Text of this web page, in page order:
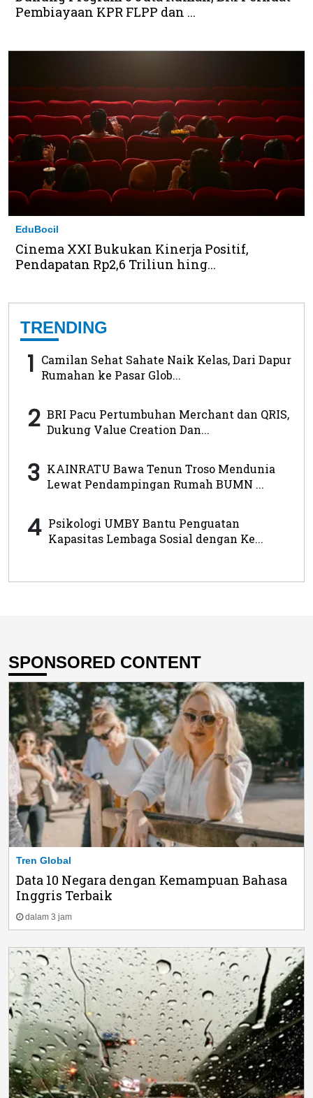
Pembiayaan KPR FLPP dan ...
EduBocil
Cinema XXI Bukukan Kinerja Positif,
Pendapatan Rp2,6 Triliun hing...
TRENDING
1 Camilan Sehat Sahate Naik Kelas, Dari Dapur
Rumahan ke Pasar Glob...
2 BRI Pacu Pertumbuhan Merchant dan QRIS,
Dukung Value Creation Dan...
3 KAINRATU Bawa Tenun Troso Mendunia
Lewat Pendampingan Rumah BUMN ...
4 Psikologi UMBY Bantu Penguatan
Kapasitas Lembaga Sosial dengan Ke...
SPONSORED CONTENT
Tren Global
Data 10 Negara dengan Kemampuan Bahasa
Inggris Terbaik
dalam 3 jam